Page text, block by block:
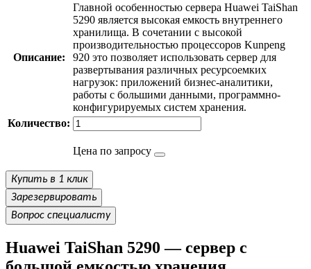
Описание:
Главной особенностью сервера Huawei TaiShan
5290 является высокая емкость внутреннего
хранилища. В сочетании с высокой
производительностью процессоров Kunpeng
920 это позволяет использовать сервер для
развертывания различных ресурсоемких
нагрузок: приложений бизнес-аналитики,
работы с большими данными, программно-
конфигурируемых систем хранения.
Количество:
Цена по запросу
Купить в 1 клик
Зарезервировать
Вопрос специалисту
Huawei TaiShan 5290 — сервер с